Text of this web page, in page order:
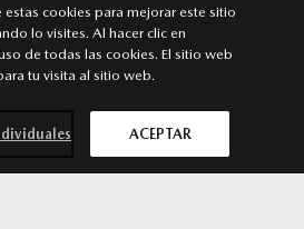
Privacidad Cookies
los derechos reservados |
All In Media
cookies para mejorar este sitio
lo visites. Al hacer clic en
de todas las cookies. El sitio web
tu visita al sitio web.
ACEPTAR